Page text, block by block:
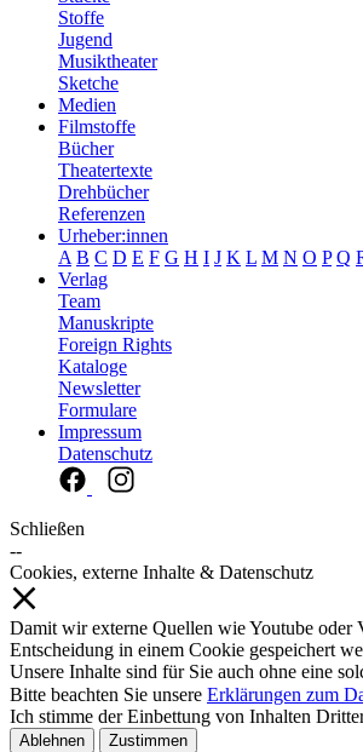
Stoffe
Jugend
Musiktheater
Sketche
Medien
Filmstoffe
Bücher
Theatertexte
Drehbücher
Referenzen
Urheber:innen
A B C D E F G H I J K L M N O P Q
Verlag
Team
Manuskripte
Foreign Rights
Kataloge
Newsletter
Formulare
Impressum
Datenschutz
Schließen
--
Cookies, externe Inhalte & Datenschutz
Damit wir externe Quellen wie Youtube oder
Entscheidung in einem Cookie gespeichert
Unsere Inhalte sind für Sie auch ohne eine
Bitte beachten Sie unsere Erklärungen zum
Ich stimme der Einbettung von Inhalten
Ablehnen Zustimmen